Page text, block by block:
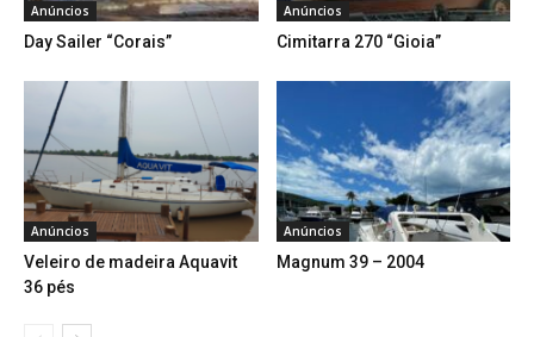
Anúncios
Day Sailer “Corais”
Anúncios
Cimitarra 270 “Gioia”
Anúncios
Veleiro de madeira Aquavit
36 pés
Anúncios
Magnum 39 – 2004